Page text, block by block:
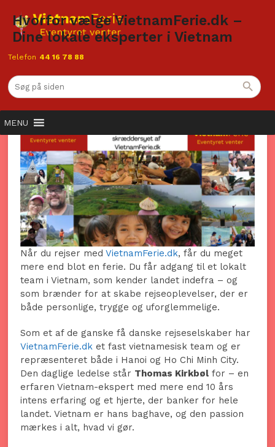
Telefon 44 16 78 88
MENU
Hvorfor vælge VietnamFerie.dk –
Dine lokale eksperter i Vietnam
Hvorfor vælge VietnamFerie.dk – Dine
lokale eksperter i Vietnam
Når du rejser medVietnamFerie.dk, får du meget
mere end blot en ferie. Du får adgang til et lokalt
team i Vietnam, som kender landet indefra – og
som brænder for at skabe rejseoplevelser, der er
både personlige, trygge og uforglemmelige.
Som et af de ganske få danske rejseselskaber har
VietnamFerie.dk et fast vietnamesisk team og er
repræsenteret både i Hanoi og Ho Chi Minh City.
Den daglige ledelse står Thomas Kirkbøl for – en
erfaren Vietnam-ekspert med mere end 10 års
intens erfaring og et hjerte, der banker for hele
landet. Vietnam er hans baghave, og den passion
mærkes i alt, hvad vi gør.